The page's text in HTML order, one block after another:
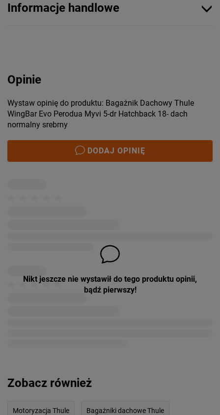
Informacje handlowe
Opinie
Wystaw opinię do produktu: Bagażnik Dachowy Thule
WingBar Evo Perodua Myvi 5-dr Hatchback 18- dach
normalny srebrny
DODAJ OPINIĘ
Nikt jeszcze nie wystawił do tego produktu opinii,
bądź pierwszy!
Zobacz również
Motoryzacja Thule Bagażniki dachowe Thule